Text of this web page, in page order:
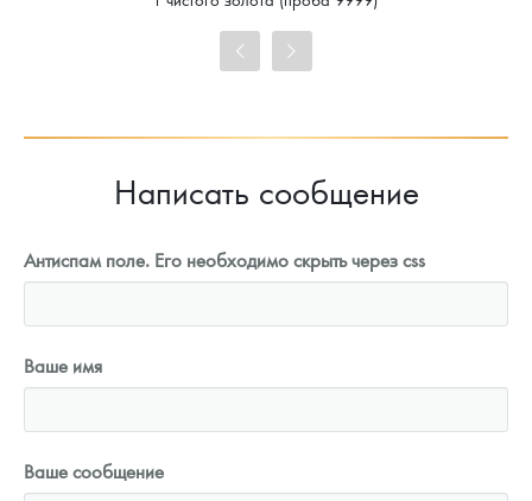
Цена выкупа
Написать сообщение
Антиспам поле. Его необходимо скрыть через css
Ваше имя
Ваше сообщение